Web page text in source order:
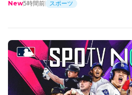
New5時間前 スポーツ